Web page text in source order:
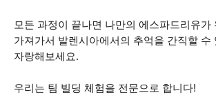
모든 과정이 끝나면 나만의 에스파드리유가
가져가서 발렌시아에서의 추억을 간직할 수
자랑해보세요.
우리는 팀 빌딩 체험을 전문으로 합니다!